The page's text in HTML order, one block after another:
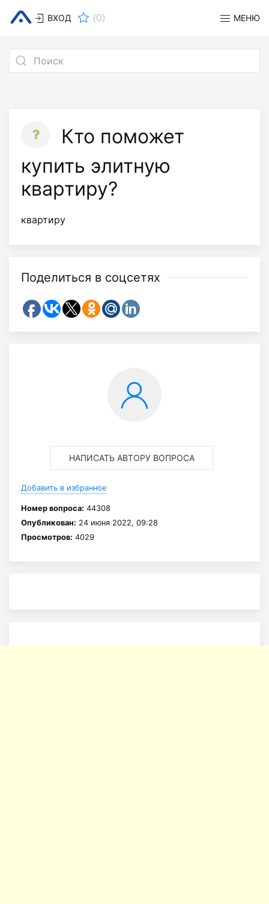
ВХОД (0) МЕНЮ
Кто поможет
купить элитную
квартиру?
квартиру
Поделиться в соцсетях
НАПИСАТЬ АВТОРУ ВОПРОСА
Добавить в избранное
Номер вопроса: 44308
Опубликован: 24 июня 2022, 09:28
Просмотров: 4029